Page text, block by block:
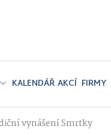
KALENDÁŘ AKCÍ FIRMY
vynášení Smrtky